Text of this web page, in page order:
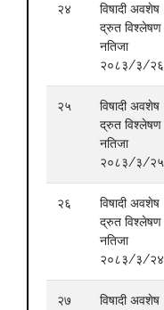
२४
विषादी अवशेष
द्रुत विश्लेषण
नतिजा
२०८३/३/२६
२५
विषादी अवशेष
द्रुत विश्लेषण
नतिजा
२०८३/३/२५
२६
विषादी अवशेष
द्रुत विश्लेषण
नतिजा
२०८३/३/२४
२७
विषादी अवशेष